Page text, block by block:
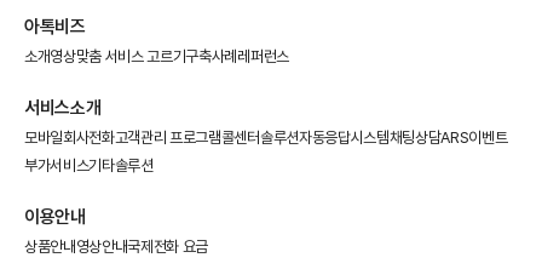
아톡비즈
소개영상맞춤 서비스 고르기구축사례 레퍼런스
서비스소개
모바일회사전화고객관리 프로그램콜센터솔루션자동응답시스템채팅상담ARS이벤트
부가서비스기타솔루션
이용안내
상품안내 영상안내국제전화 요금